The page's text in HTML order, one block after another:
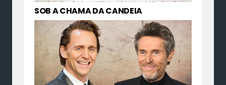
SOB A CHAMA DA CANDEIA